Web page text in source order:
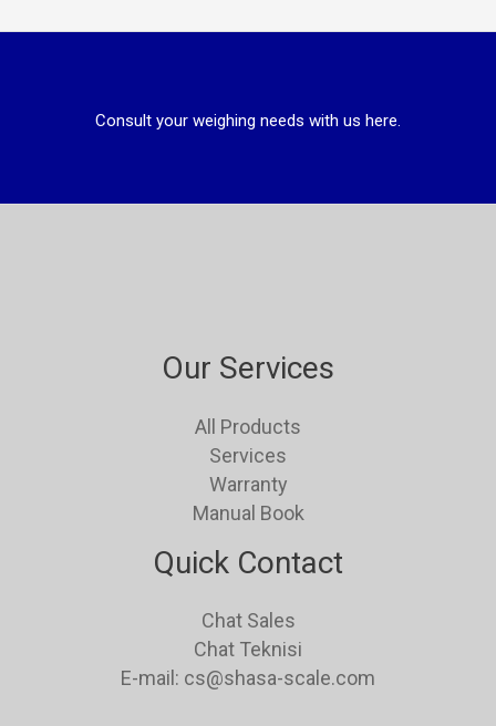
Consult your weighing needs with us here.
Our Services
All Products
Services
Warranty
Manual Book
Quick Contact
Chat Sales
Chat Teknisi
E-mail: cs@shasa-scale.com